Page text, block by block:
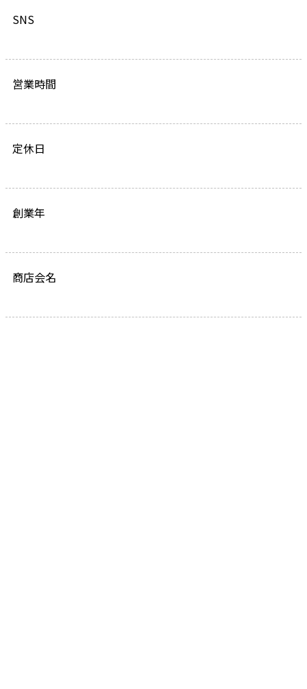
SNS
営業時間
定休日
創業年
商店会名